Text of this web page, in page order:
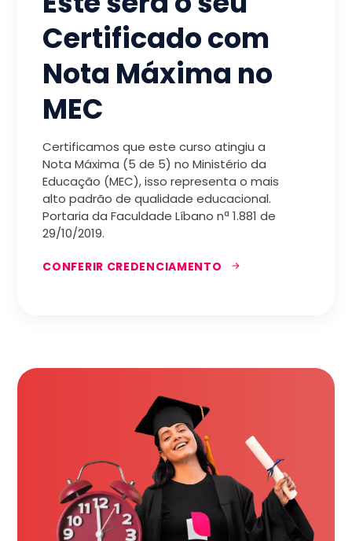
Certificado com
Nota Máxima no
MEC
Certificamos que este curso atingiu a
Nota Máxima (5 de 5) no Ministério da
Educação (MEC), isso representa o mais
alto padrão de qualidade educacional.
Portaria da Faculdade Líbano nª 1.881 de
29/10/2019.
CONFERIR CREDENCIAMENTO